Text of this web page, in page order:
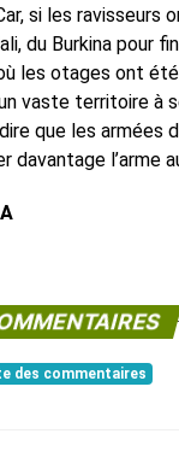
si les ravisseurs
du Burkina pour
les otages ont
vaste territoire à
que les armées
davantage l’arme
des commentaires